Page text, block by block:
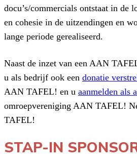
docu’s/commercials ontstaat in de
en cohesie in de uitzendingen en
lange periode gerealiseerd.
Naast de inzet van een AAN
u als bedrijf ook een donatie
AAN TAFEL! en u aanmelden als
omroepvereniging AAN TAFEL!
TAFEL!
STAP-IN